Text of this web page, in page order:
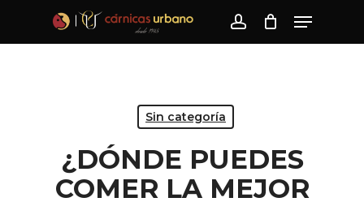
Menu
Sin categoría
¿DÓNDE PUEDES
COMER LA MEJOR